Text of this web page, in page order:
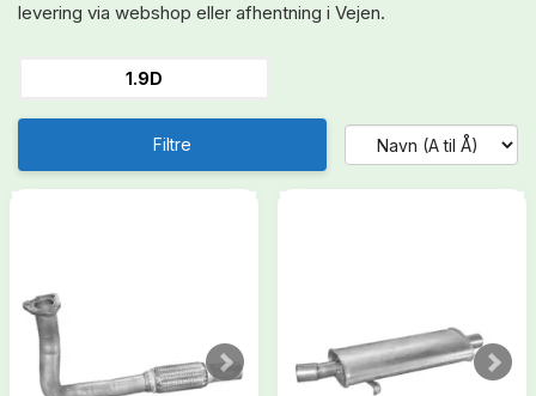
levering via webshop eller afhentning i Vejen.
1.9D
Filtre